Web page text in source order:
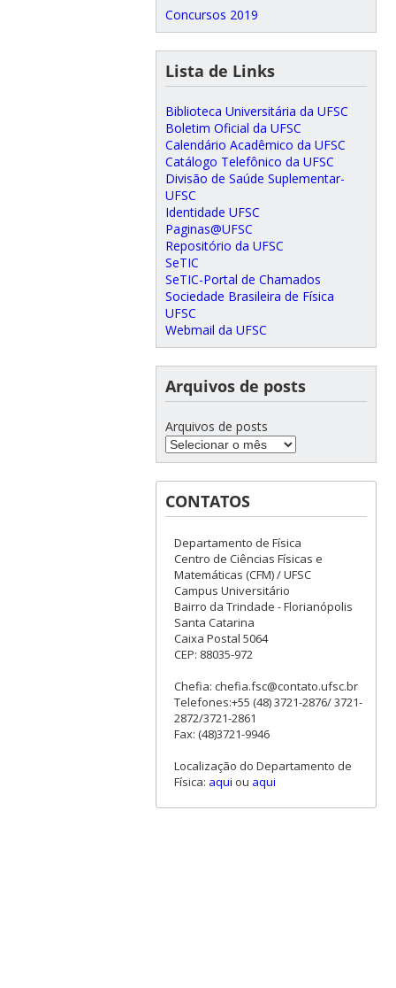
Concursos 2019
Lista de Links
Biblioteca Universitária da UFSC
Boletim Oficial da UFSC
Calendário Acadêmico da UFSC
Catálogo Telefônico da UFSC
Divisão de Saúde Suplementar-
UFSC
Identidade UFSC
Paginas@UFSC
Repositório da UFSC
SeTIC
SeTIC-Portal de Chamados
Sociedade Brasileira de Física
UFSC
Webmail da UFSC
Arquivos de posts
Arquivos de posts
CONTATOS
Departamento de Física
Centro de Ciências Físicas e
Matemáticas (CFM) / UFSC
Campus Universitário
Bairro da Trindade - Florianópolis
Santa Catarina
Caixa Postal 5064
CEP: 88035-972
Chefia: chefia.fsc@contato.ufsc.br
Telefones:+55 (48) 3721-2876/ 3721-
2872/3721-2861
Fax: (48)3721-9946
Localização do Departamento de
Física: aqui ou aqui